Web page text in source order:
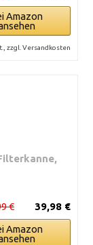
Amazon
zzgl. Versandkosten
39,98 €
€
Amazon